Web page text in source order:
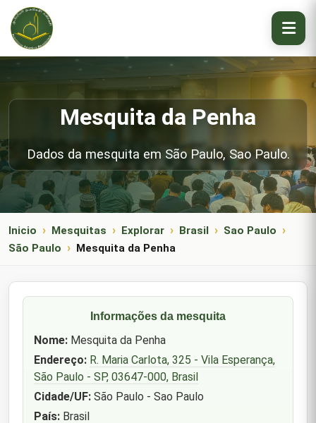
Mesquita da Penha
Dados da mesquita em São Paulo, Sao Paulo.
Inicio Mesquitas Explorar Brasil
Sao Paulo
São Paulo
Mesquita da Penha
Informações da mesquita
Nome:Mesquita da Penha
Endereço: R. Maria Carlota, 325 - Vila Esperança,
São Paulo - SP, 03647-000, Brasil
Cidade/UF:São Paulo - Sao Paulo
País:Brasil